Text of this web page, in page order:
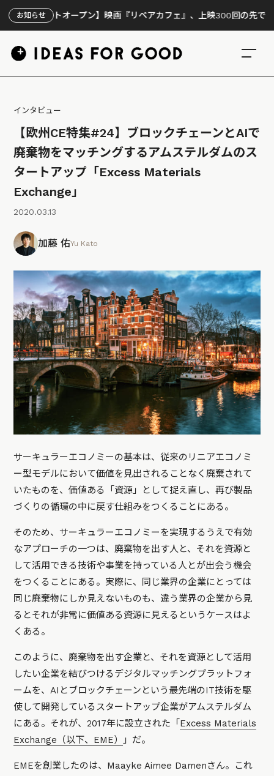
お知らせ
トオープン】映画『リペアカフェ』、上映300回の先で見えてきたこ
インタビュー
【欧州CE特集#24】ブロックチェーンとAIで
廃棄物をマッチングするアムステルダムのス
タートアップ「Excess Materials
Exchange」
2020.03.13
加藤 佑Yu Kato
サーキュラーエコノミーの基本は、従来のリニアエコノミ
ー型モデルにおいて価値を見出されることなく廃棄されて
いたものを、価値ある「資源」として捉え直し、再び製品
づくりの循環の中に戻す仕組みをつくることにある。
そのため、サーキュラーエコノミーを実現するうえで有効
なアプローチの一つは、廃棄物を出す人と、それを資源と
して活用できる技術や事業を持っている人とが出会う機会
をつくることにある。実際に、同じ業界の企業にとっては
同じ廃棄物にしか見えないものも、違う業界の企業から見
るとそれが非常に価値ある資源に見えるというケースはよ
くある。
このように、廃棄物を出す企業と、それを資源として活用
したい企業を結びつけるデジタルマッチングプラットフォ
ームを、AIとブロックチェーンという最先端のIT技術を駆
使して開発しているスタートアップ企業がアムステルダム
にある。それが、2017年に設立された「 Excess Materials
Exchange（以下、EME）
」だ。
EMEを創業したのは、Maayke Aimee Damenさん。これ